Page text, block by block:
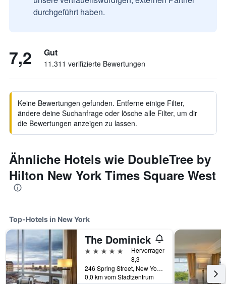
durchgeführt haben.
7,2 Gut
11.311 verifizierte Bewertungen
Keine Bewertungen gefunden. Entferne einige Filter,
ändere deine Suchanfrage oder lösche alle Filter, um dir
die Bewertungen anzeigen zu lassen.
Ähnliche Hotels wie DoubleTree by
Hilton New York Times Square West
Top-Hotels in New York
The Dominick
5 Sterne
Hervorragend
8,3
246 Spring Street, New York, NY, USA
0,0 km vom Stadtzentrum